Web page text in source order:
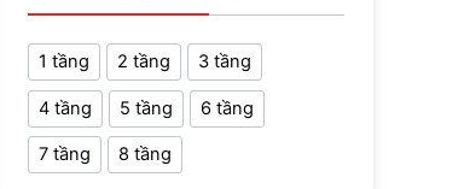
1 tầng 2 tầng 3 tầng
4 tầng 5 tầng 6 tầng
7 tầng 8 tầng